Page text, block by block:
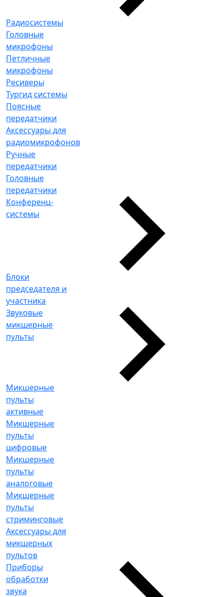
Радиосистемы
Головные
микрофоны
Петличные
микрофоны
Ресиверы
Тургид системы
Поясные
передатчики
Аксессуары для
радиомикрофонов
Ручные
передатчики
Головные
передатчики
Конференц-
системы
Блоки
председателя и
участника
Звуковые
микшерные
пульты
Микшерные
пульты
активные
Микшерные
пульты
цифровые
Микшерные
пульты
аналоговые
Микшерные
пульты
стриминговые
Аксессуары для
микшерных
пультов
Приборы
обработки
звука